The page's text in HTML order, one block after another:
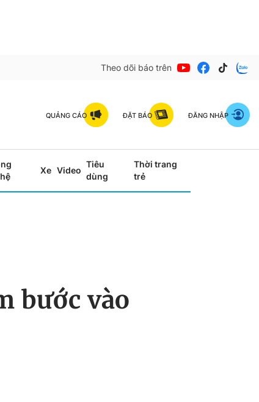
Theo dõi báo trên
QUẢNG CÁO ĐẶT BÁO ĐĂNG NHẬP
Xe Video
Tiêu
dùng
Thời trang
trẻ
bước vào